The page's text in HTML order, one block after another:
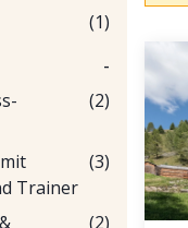
(1)
-
(2)
Trainer
(3)
(2)